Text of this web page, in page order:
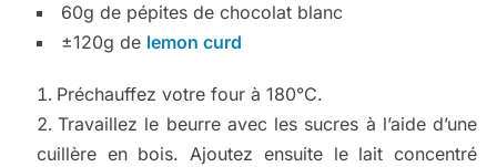
60g de pépites de chocolat blanc
±120g de lemon curd
Préchauffez votre four à 180°C.
Travaillez le beurre avec les sucres à l’aide d’une
cuillère en bois. Ajoutez ensuite le lait concentré